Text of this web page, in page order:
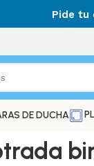
Pide tu
DE DUCHA